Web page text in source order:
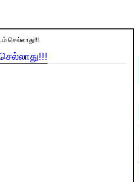
செல்லாது!!!